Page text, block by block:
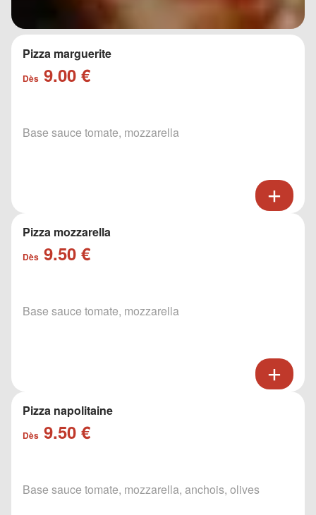
Pizza marguerite
Dès 9.00 €
Base sauce tomate, mozzarella
Pizza mozzarella
Dès 9.50 €
Base sauce tomate, mozzarella
Pizza napolitaine
Dès 9.50 €
Base sauce tomate, mozzarella, anchois, olives